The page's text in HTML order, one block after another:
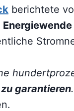
berichtete
Energiewende
garantieren.